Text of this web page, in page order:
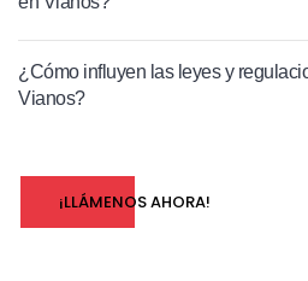
¿Cómo influyen las leyes y
Vianos?
¡LLÁMENOS AHORA!